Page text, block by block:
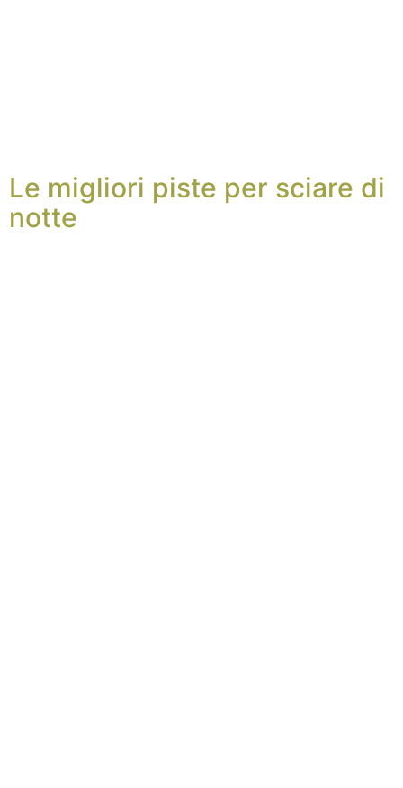
Le migliori piste per sciare di
notte